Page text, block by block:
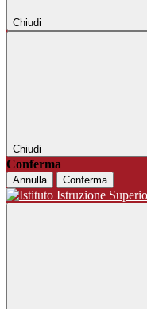
Chiudi
Chiudi
Conferma
Annulla Conferma